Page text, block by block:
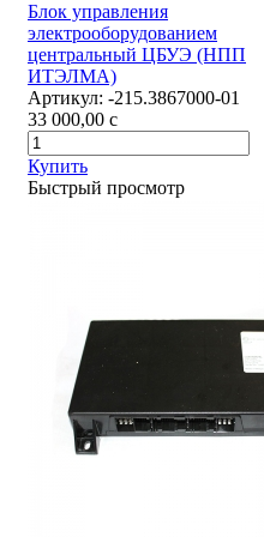
Блок управления
электрооборудованием
центральный ЦБУЭ (НПП
ИТЭЛМА)
Артикул: -215.3867000-01
33 000,00 c
Купить
Быстрый просмотр